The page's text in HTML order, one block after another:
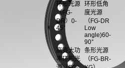
环形光源
（FG-
DR）0-
45°
环形低角
度光源
（FG-DR
Low
angle)60-
90°
高亮大功
率环形光
条形光源
（FG-BR-